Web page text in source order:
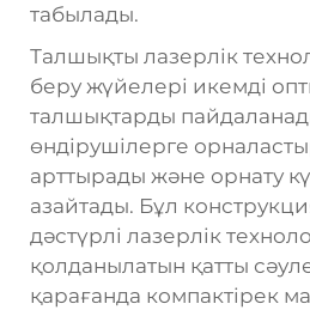
табылады.
Талшықты лазерлік
беру жүйелері икемді
талшықтарды
өндірушілерге
арттырады және орнату
азайтады. Бұл
дәстүрлі лазерлік
қолданылатын қатты
қарағанда компактірек